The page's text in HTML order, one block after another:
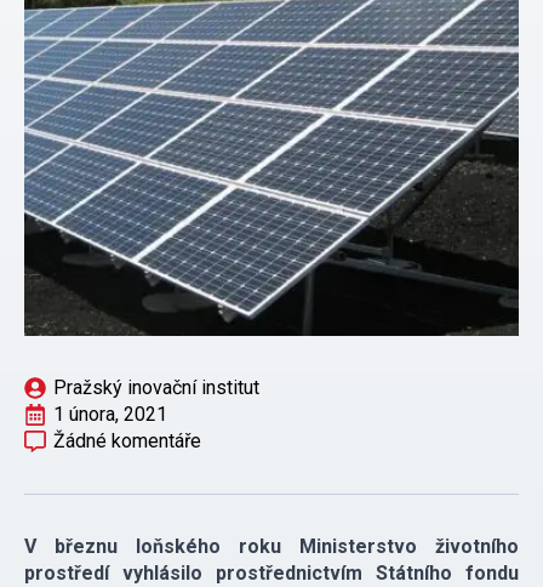
Pražský inovační institut
1 února, 2021
Žádné komentáře
V březnu loňského roku Ministerstvo životního
prostředí vyhlásilo prostřednictvím Státního fondu